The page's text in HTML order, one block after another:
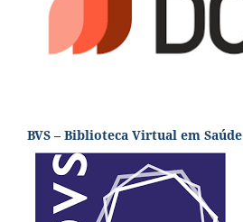
BVS – Biblioteca Virtual em Saúde